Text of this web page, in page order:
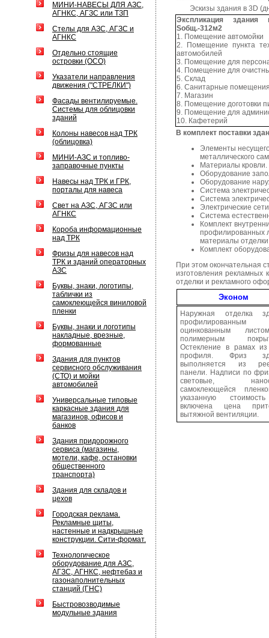
МИНИ-НАВЕСЫ ДЛЯ АЗС,
АГНКС, АГЗС или ТЗП
Стелы для АЗС, АГЗС и
АГНКС
Отдельно стоящие
островки (ОСО)
Указатели направления
движения ("СТРЕЛКИ")
Фасады вентилируемые.
Системы для облицовки
зданий
Колоны навесов над ТРК
(облицовка)
МИНИ-АЗС и топливо-
заправочные пункты
Навесы над ТРК и ГРК,
порталы для навеса
Свет на АЗС, АГЗС или
АГНКС
Короба информационные
над ТРК
Фризы для навесов над
ТРК и зданий операторных
АЗС
Буквы, знаки, логотипы,
таблички из
самоклеющейся виниловой
пленки
Буквы, знаки и логотипы
накладные, врезные,
формованные
Здания для пунктов
сервисного обслуживания
(СТО) и мойки
автомобилей
Универсальные типовые
каркасные здания для
магазинов, офисов и
банков
Здания придорожного
сервиса (магазины,
мотели, кафе, остановки
общественного
транспорта)
Здания для складов и
цехов
Городская реклама.
Рекламные щиты,
настенные и надкрышные
конструкции. Сити-формат.
Технологическое
оборудование для АЗС,
АГЗС, АГНКС, нефтебаз и
газонаполнительных
станций (ГНС)
Быстровозводимые
модульные здания
Эскизы здания в 3D
Экспликация
Sобщ.-312м2
1. Помещение автомойки
2. Помещение пункта
автомобилей
3. Помещение для
4. Помещение для
5. Склад
6. Санитарные
7. Магазин
8. Помещение доготовки
9. Помещение для
10. Кафетерий
В комплект поставки
Элементы
металлического
Материалы кровли.
Оборудование
Оборудование
Система
Система
Электрические
Система
Комплект
профилированных
материалы отделки
Комплект
При этом окончательная
изготовления рекламных
отделки и рекламного
Эконом
Наружная отделка
профилированным
оцинкованным
полимерным
Остекление в рамах
профиля. Фриз
выполняется из
панели. Надписи по
световые,
самоклеющейся
указанную
включена цена
вытяжной вентиляции.